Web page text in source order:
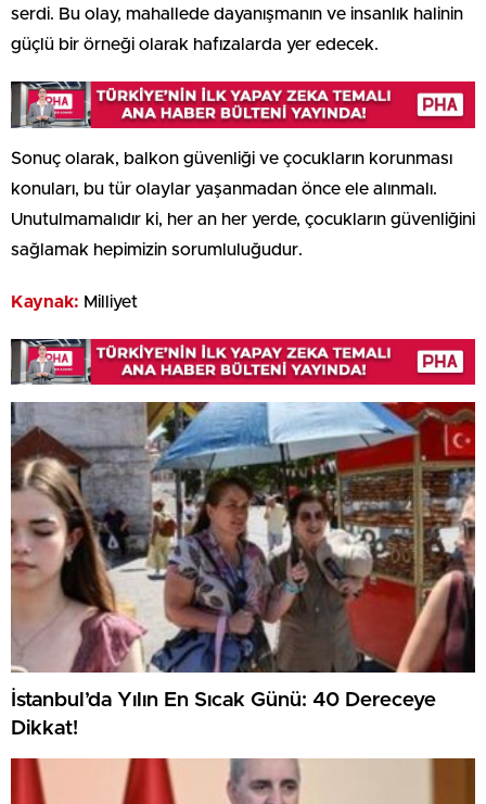
serdi. Bu olay, mahallede dayanışmanın ve insanlık halinin
güçlü bir örneği olarak hafızalarda yer edecek.
Sonuç olarak, balkon güvenliği ve çocukların korunması
konuları, bu tür olaylar yaşanmadan önce ele alınmalı.
Unutulmamalıdır ki, her an her yerde, çocukların güvenliğini
sağlamak hepimizin sorumluluğudur.
Kaynak: Milliyet
İstanbul’da Yılın En Sıcak Günü: 40 Dereceye
Dikkat!